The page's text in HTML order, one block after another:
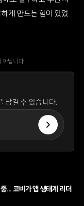
게 만드는 힘이 있었
아닙니다.
남길 수 있습니다.
... 코비가 앱 생태계 리더